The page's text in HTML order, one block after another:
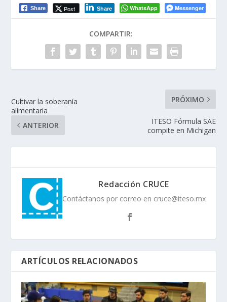
Share Post Share WhatsApp Messenger
COMPARTIR:
Cultivar la soberanía
alimentaria
ANTERIOR
PRÓXIMO
ITESO Fórmula SAE
compite en Michigan
Redacción CRUCE
Contáctanos por correo en cruce@iteso.mx
ARTÍCULOS RELACIONADOS